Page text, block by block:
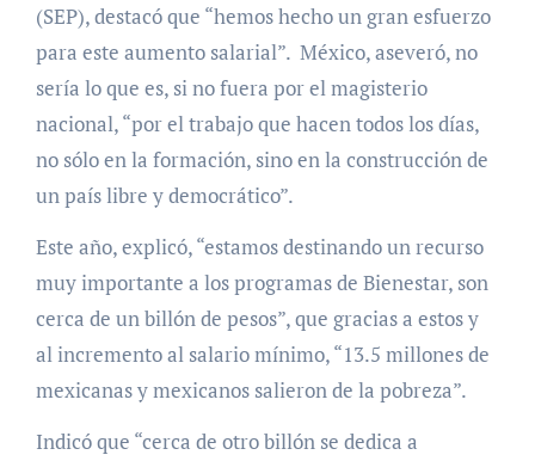
(SEP), destacó que “hemos hecho un gran esfuerzo
para este aumento salarial”. México, aseveró, no
sería lo que es, si no fuera por el magisterio
nacional, “por el trabajo que hacen todos los días,
no sólo en la formación, sino en la construcción de
un país libre y democrático”.
Este año, explicó, “estamos destinando un recurso
muy importante a los programas de Bienestar, son
cerca de un billón de pesos”, que gracias a estos y
al incremento al salario mínimo, “13.5 millones de
mexicanas y mexicanos salieron de la pobreza”.
Indicó que “cerca de otro billón se dedica a